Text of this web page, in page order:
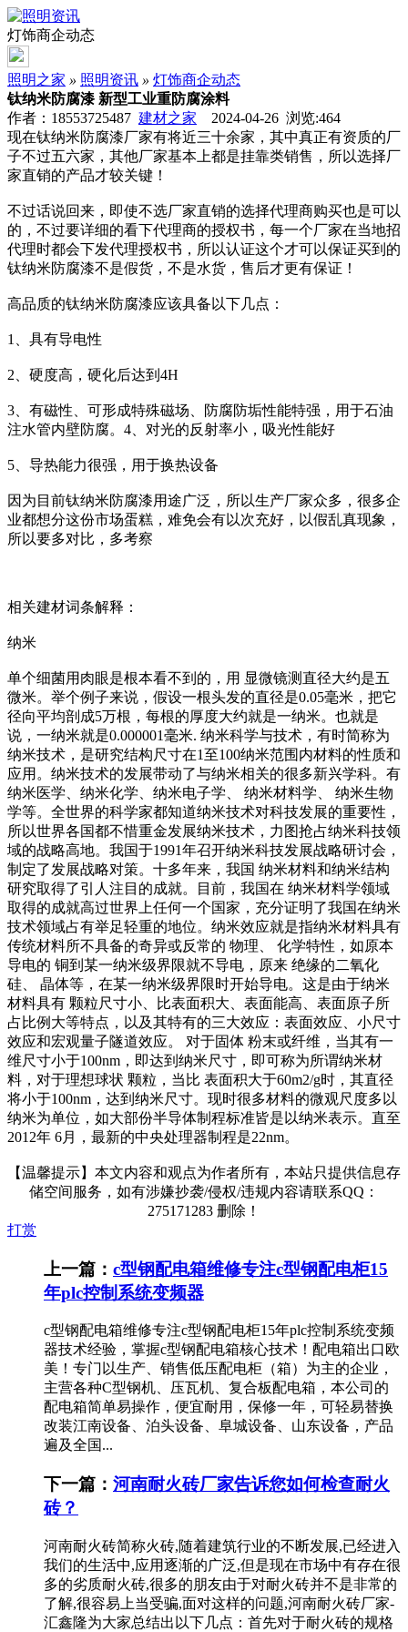
灯饰商企动态
照明之家 » 照明资讯 » 灯饰商企动态
钛纳米防腐漆 新型工业重防腐涂料
作者：18553725487 建材之家 2024-04-26 浏览:464
现在钛纳米防腐漆厂家有将近三十余家，其中真正有资质的厂
子不过五六家，其他厂家基本上都是挂靠类销售，所以选择厂
家直销的产品才较关键！
不过话说回来，即使不选厂家直销的选择代理商购买也是可以
的，不过要详细的看下代理商的授权书，每一个厂家在当地招
代理时都会下发代理授权书，所以认证这个才可以保证买到的
钛纳米防腐漆不是假货，不是水货，售后才更有保证！
高品质的钛纳米防腐漆应该具备以下几点：
1、具有导电性
2、硬度高，硬化后达到4H
3、有磁性、可形成特殊磁场、防腐防垢性能特强，用于石油
注水管内壁防腐。4、对光的反射率小，吸光性能好
5、导热能力很强，用于换热设备
因为目前钛纳米防腐漆用途广泛，所以生产厂家众多，很多企
业都想分这份市场蛋糕，难免会有以次充好，以假乱真现象，
所以要多对比，多考察
相关建材词条解释：
纳米
单个细菌用肉眼是根本看不到的，用 显微镜测直径大约是五
微米。举个例子来说，假设一根头发的直径是0.05毫米，把它
径向平均剖成5万根，每根的厚度大约就是一纳米。也就是
说，一纳米就是0.000001毫米. 纳米科学与技术，有时简称为
纳米技术，是研究结构尺寸在1至100纳米范围内材料的性质和
应用。纳米技术的发展带动了与纳米相关的很多新兴学科。有
纳米医学、纳米化学、纳米电子学、 纳米材料学、 纳米生物
学等。全世界的科学家都知道纳米技术对科技发展的重要性，
所以世界各国都不惜重金发展纳米技术，力图抢占纳米科技领
域的战略高地。我国于1991年召开纳米科技发展战略研讨会，
制定了发展战略对策。十多年来，我国 纳米材料和纳米结构
研究取得了引人注目的成就。目前，我国在 纳米材料学领域
取得的成就高过世界上任何一个国家，充分证明了我国在纳米
技术领域占有举足轻重的地位。纳米效应就是指纳米材料具有
传统材料所不具备的奇异或反常的 物理、 化学特性，如原本
导电的 铜到某一纳米级界限就不导电，原来 绝缘的二氧化
硅、 晶体等，在某一纳米级界限时开始导电。这是由于纳米
材料具有 颗粒尺寸小、比表面积大、表面能高、表面原子所
占比例大等特点，以及其特有的三大效应：表面效应、小尺寸
效应和宏观量子隧道效应。 对于固体 粉末或纤维，当其有一
维尺寸小于100nm，即达到纳米尺寸，即可称为所谓纳米材
料，对于理想球状 颗粒，当比 表面积大于60m2/g时，其直径
将小于100nm，达到纳米尺寸。现时很多材料的微观尺度多以
纳米为单位，如大部份半导体制程标准皆是以纳米表示。直至
2012年 6月，最新的中央处理器制程是22nm。
【温馨提示】本文内容和观点为作者所有，本站只提供信息存
储空间服务，如有涉嫌抄袭/侵权/违规内容请联系QQ：
275171283 删除！
打赏
上一篇： c型钢配电箱维修专注c型钢配电柜15
年plc控制系统变频器
c型钢配电箱维修专注c型钢配电柜15年plc控制系统变频
器技术经验，掌握c型钢配电箱核心技术！配电箱出口欧
美！专门以生产、销售低压配电柜（箱）为主的企业，
主营各种C型钢机、压瓦机、复合板配电箱，本公司的
配电箱简单易操作，便宜耐用，保修一年，可轻易替换
改装江南设备、泊头设备、阜城设备、山东设备，产品
遍及全国...
下一篇： 河南耐火砖厂家告诉您如何检查耐火
砖？
河南耐火砖简称火砖,随着建筑行业的不断发展,已经进入
我们的生活中,应用逐渐的广泛,但是现在市场中有存在很
多的劣质耐火砖,很多的朋友由于对耐火砖并不是非常的
了解,很容易上当受骗,面对这样的问题,河南耐火砖厂家-
汇鑫隆为大家总结出以下几点：首先对于耐火砖的规格